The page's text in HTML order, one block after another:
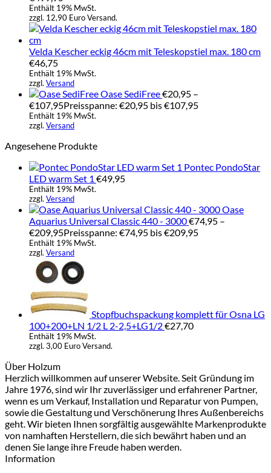
Enthält 19% MwSt.
zzgl. 12,90 Euro Versand.
Velda Kescher eckig 46cm mit Teleskopstiel max. 180 cm
€46,75
Enthält 19% MwSt.
zzgl. Versand
Oase SediFree€20,95 –
€107,95Preisspanne: €20,95 bis €107,95
Enthält 19% MwSt.
zzgl. Versand
Angesehene Produkte
Pontec PondoStar
LED warm Set 1 €49,95
Enthält 19% MwSt.
zzgl. Versand
Oase
Aquarius Universal Classic 440 - 3000€74,95 –
€209,95Preisspanne: €74,95 bis €209,95
Enthält 19% MwSt.
zzgl. Versand
Stopfbuchspackung komplett für Osna LG
100+200+LN 1/2 L 2-2,5+LG1/2€27,70
Enthält 19% MwSt.
zzgl. 3,00 Euro Versand.
Über Holzum
Herzlich willkommen auf unserer Website. Seit Gründung im
Jahre 1976, sind wir Ihr zuverlässiger und erfahrener Partner,
wenn es um Verkauf, Installation und Reparatur von Pumpen,
sowie die Gestaltung und Verschönerung Ihres Außenbereichs
geht. Wir bieten Ihnen sorgfältig ausgewählte Markenprodukte
von namhaften Herstellern, die sich bewährt haben und an
denen Sie lange ihre Freude haben werden.
Information